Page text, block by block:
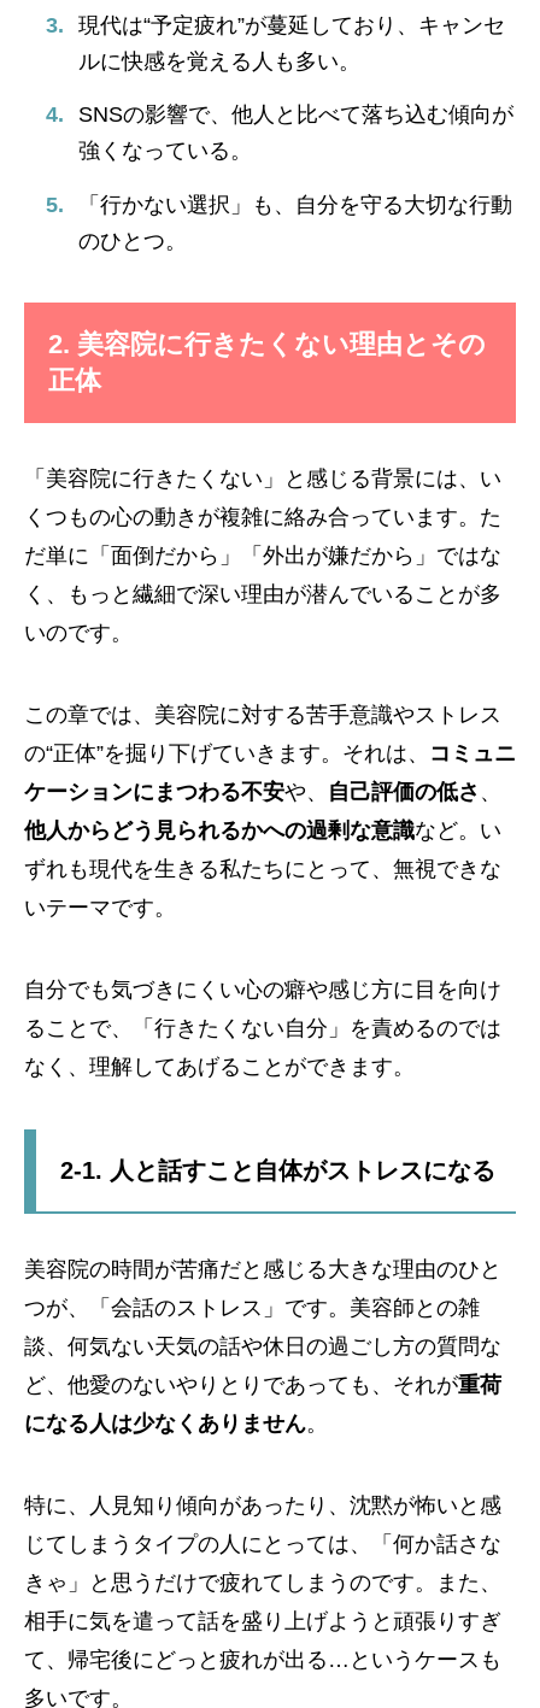
現代は“予定疲れ”が蔓延しており、キャンセ
ルに快感を覚える人も多い。
SNSの影響で、他人と比べて落ち込む傾向が
強くなっている。
「行かない選択」も、自分を守る大切な行動
のひとつ。
2. 美容院に行きたくない理由とその
正体
「美容院に行きたくない」と感じる背景には、い
くつもの心の動きが複雑に絡み合っています。た
だ単に「面倒だから」「外出が嫌だから」ではな
く、もっと繊細で深い理由が潜んでいることが多
いのです。
この章では、美容院に対する苦手意識やストレス
の“正体”を掘り下げていきます。それは、 コミュニ
ケーションにまつわる不安や、 自己評価の低さ 、
他人からどう見られるかへの過剰な意識など。い
ずれも現代を生きる私たちにとって、無視できな
いテーマです。
自分でも気づきにくい心の癖や感じ方に目を向け
ることで、「行きたくない自分」を責めるのでは
なく、理解してあげることができます。
2-1. 人と話すこと自体がストレスになる
美容院の時間が苦痛だと感じる大きな理由のひと
つが、「会話のストレス」です。美容師との雑
談、何気ない天気の話や休日の過ごし方の質問な
ど、他愛のないやりとりであっても、それが重荷
になる人は少なくありません。
特に、人見知り傾向があったり、沈黙が怖いと感
じてしまうタイプの人にとっては、「何か話さな
きゃ」と思うだけで疲れてしまうのです。また、
相手に気を遣って話を盛り上げようと頑張りすぎ
て、帰宅後にどっと疲れが出る…というケースも
多いです。